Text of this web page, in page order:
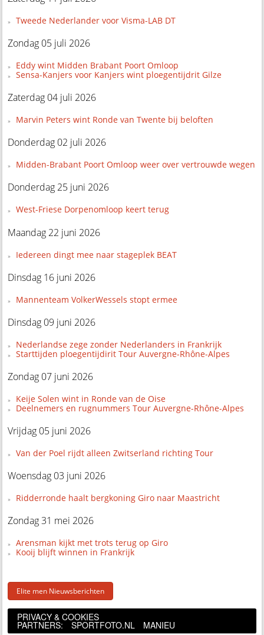
Tweede Nederlander voor Visma-LAB DT
Zondag 05 juli 2026
Eddy wint Midden Brabant Poort Omloop
Sensa-Kanjers voor Kanjers wint ploegentijdrit Gilze
Zaterdag 04 juli 2026
Marvin Peters wint Ronde van Twente bij beloften
Donderdag 02 juli 2026
Midden-Brabant Poort Omloop weer over vertrouwde wegen
Donderdag 25 juni 2026
West-Friese Dorpenomloop keert terug
Maandag 22 juni 2026
Iedereen dingt mee naar stageplek BEAT
Dinsdag 16 juni 2026
Mannenteam VolkerWessels stopt ermee
Dinsdag 09 juni 2026
Nederlandse zege zonder Nederlanders in Frankrijk
Starttijden ploegentijdirit Tour Auvergne-Rhône-Alpes
Zondag 07 juni 2026
Keije Solen wint in Ronde van de Oise
Deelnemers en rugnummers Tour Auvergne-Rhône-Alpes
Vrijdag 05 juni 2026
Van der Poel rijdt alleen Zwitserland richting Tour
Woensdag 03 juni 2026
Ridderronde haalt bergkoning Giro naar Maastricht
Zondag 31 mei 2026
Arensman kijkt met trots terug op Giro
Kooij blijft winnen in Frankrijk
Elite men Nieuwsberichten
PRIVACY & COOKIES
PARTNERS: SPORTFOTO.NL MANIEU